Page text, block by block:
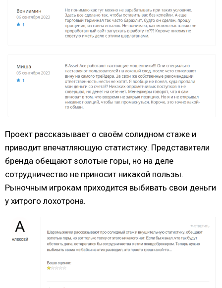
Проект рассказывает о своём солидном стаже и
приводит впечатляющую статистику. Представители
бренда обещают золотые горы, но на деле
сотрудничество не приносит никакой пользы.
Рыночным игрокам приходится выбивать свои деньги
у хитрого лохотрона.